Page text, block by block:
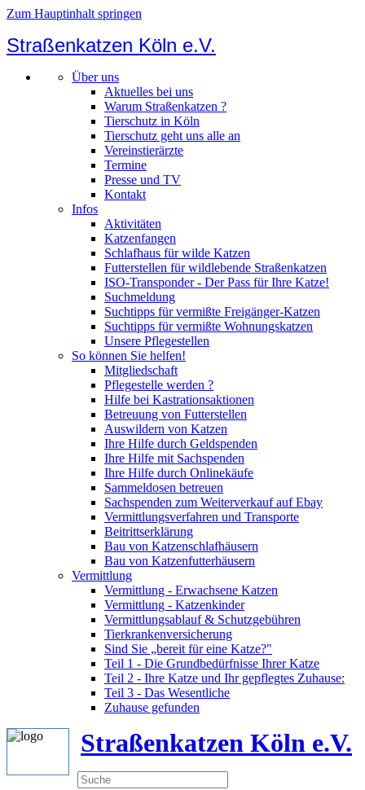
Zum Hauptinhalt springen
Straßenkatzen Köln e.V.
Über uns
Aktuelles bei uns
Warum Straßenkatzen ?
Tierschutz in Köln
Tierschutz geht uns alle an
Vereinstierärzte
Termine
Presse und TV
Kontakt
Infos
Aktivitäten
Katzenfangen
Schlafhaus für wilde Katzen
Futterstellen für wildlebende Straßenkatzen
ISO-Transponder - Der Pass für Ihre Katze!
Suchmeldung
Suchtipps für vermißte Freigänger-Katzen
Suchtipps für vermißte Wohnungskatzen
Unsere Pflegestellen
So können Sie helfen!
Mitgliedschaft
Pflegestelle werden ?
Hilfe bei Kastrationsaktionen
Betreuung von Futterstellen
Auswildern von Katzen
Ihre Hilfe durch Geldspenden
Ihre Hilfe mit Sachspenden
Ihre Hilfe durch Onlinekäufe
Sammeldosen betreuen
Sachspenden zum Weiterverkauf auf Ebay
Vermittlungsverfahren und Transporte
Beitrittserklärung
Bau von Katzenschlafhäusern
Bau von Katzenfutterhäusern
Vermittlung
Vermittlung - Erwachsene Katzen
Vermittlung - Katzenkinder
Vermittlungsablauf & Schutzgebühren
Tierkrankenversicherung
Sind Sie „bereit für eine Katze?"
Teil 1 - Die Grundbedürfnisse Ihrer Katze
Teil 2 - Ihre Katze und Ihr gepflegtes Zuhause:
Teil 3 - Das Wesentliche
Zuhause gefunden
Straßenkatzen Köln e.V.